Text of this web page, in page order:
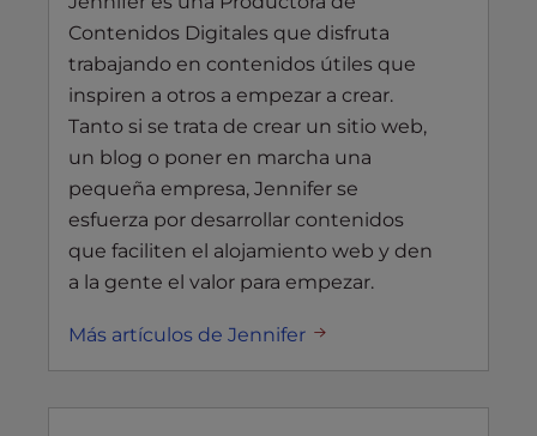
Contenidos Digitales que disfruta
trabajando en contenidos útiles que
inspiren a otros a empezar a crear.
Tanto si se trata de crear un sitio web,
un blog o poner en marcha una
pequeña empresa, Jennifer se
esfuerza por desarrollar contenidos
que faciliten el alojamiento web y den
a la gente el valor para empezar.
Más artículos de Jennifer